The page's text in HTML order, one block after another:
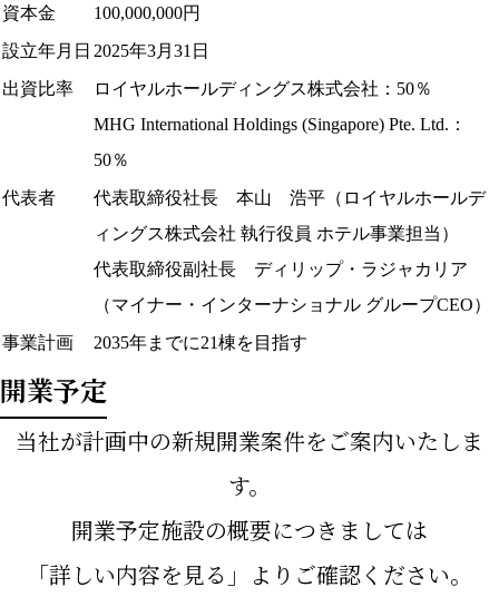
資本金
100,000,000円
設立年月日 2025年3月31日
出資比率
ロイヤルホールディングス株式会社：50％
MHG International Holdings (Singapore) Pte. Ltd.：
50％
代表者
代表取締役社長 本山 浩平（ロイヤルホールデ
ィングス株式会社 執行役員 ホテル事業担当）
代表取締役副社長 ディリップ・ラジャカリア
（マイナー・インターナショナル グループCEO）
事業計画
2035年までに21棟を目指す
開業予定
当社が計画中の新規開業案件をご案内いたしま
す。
開業予定施設の概要につきましては
「詳しい内容を見る」よりご確認ください。